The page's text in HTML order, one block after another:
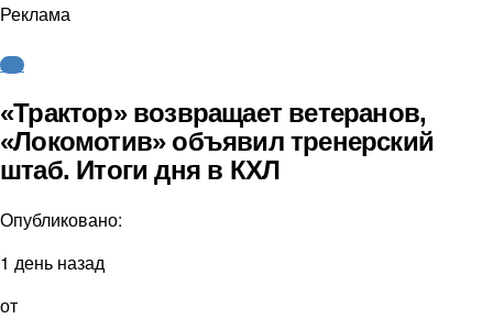
Реклама
КХЛ
«Трактор» возвращает ветеранов,
«Локомотив» объявил тренерский
штаб. Итоги дня в КХЛ
Опубликовано:
1 день назад
от